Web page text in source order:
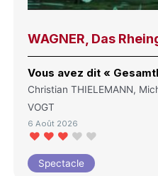
WAGNER, Das
Vous avez dit «
Christian THIELEMANN,
VOGT
6 Août 2026
Spectacle